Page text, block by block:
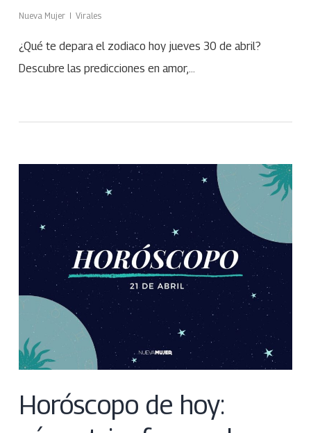
Nueva Mujer Virales
¿Qué te depara el zodiaco hoy jueves 30 de abril?
Descubre las predicciones en amor,…
Horóscopo de hoy: